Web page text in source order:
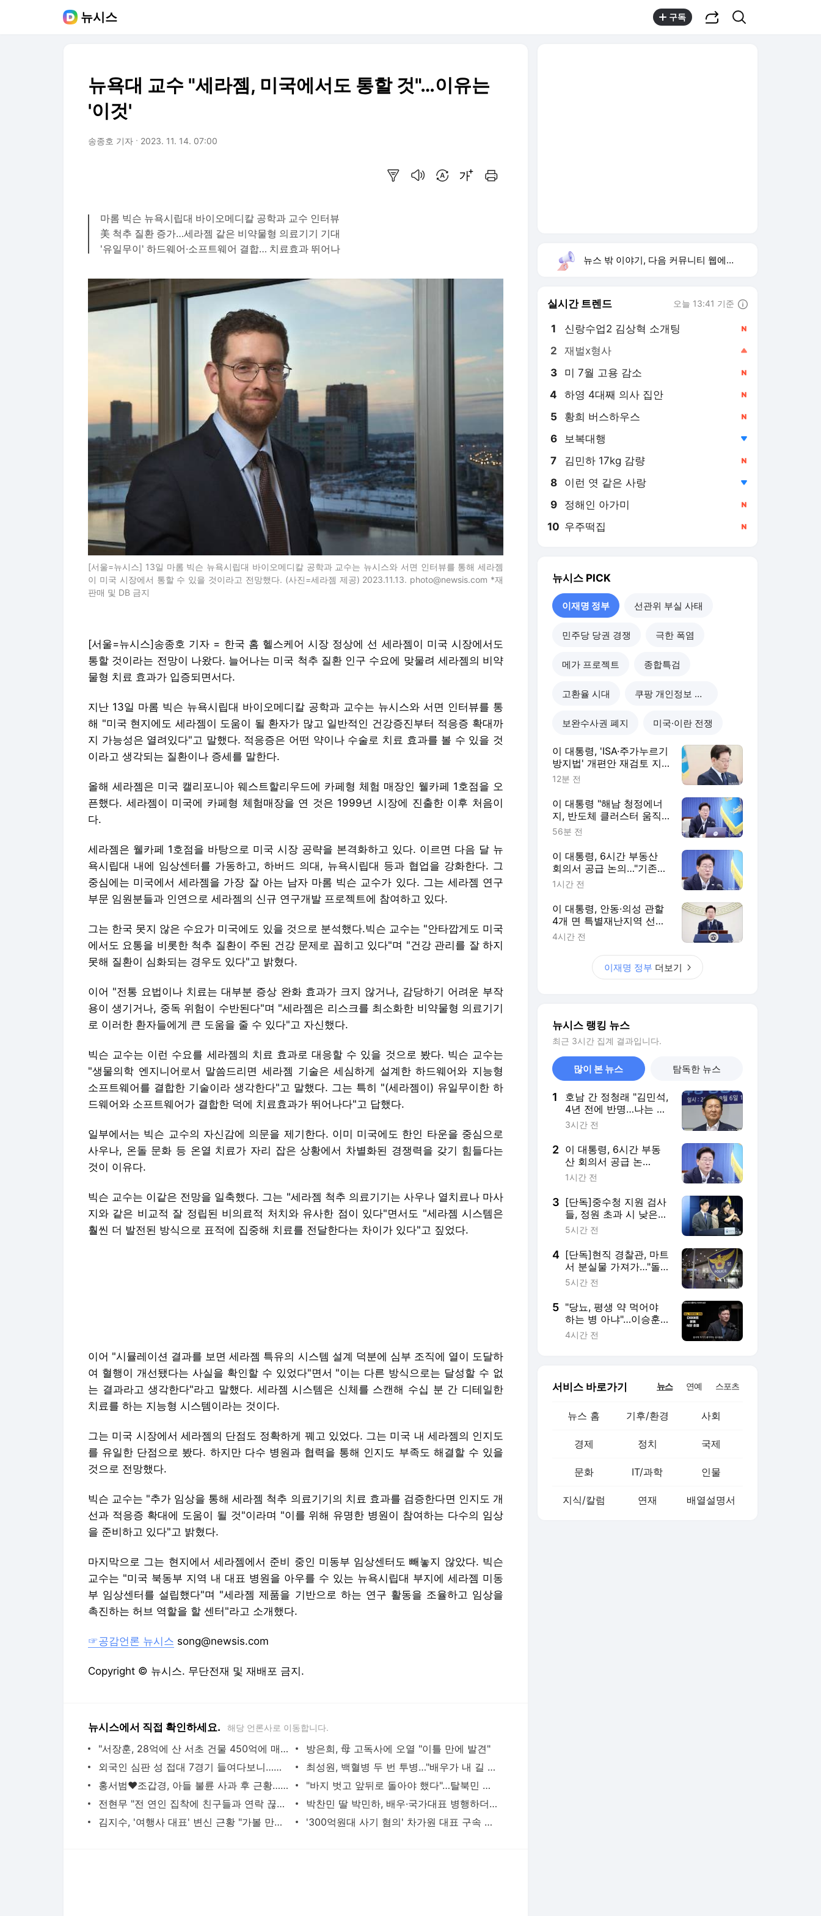
뉴시스 구독
뉴욕대 교수 "세라젬, 미국에서도 통할 것"…이유는
'이것'
송종호 기자 2023. 11. 14. 07:00
마롬 빅슨 뉴욕시립대 바이오메디칼 공학과 교수 인터뷰
美 척추 질환 증가…세라젬 같은 비약물형 의료기기 기대
'유일무이' 하드웨어·소프트웨어 결합… 치료효과 뛰어나
[서울=뉴시스] 13일 마롬 빅슨 뉴욕시립대 바이오메디칼 공학과 교수는 뉴시스와 서면 인터뷰를 통해 세라젬
이 미국 시장에서 통할 수 있을 것이라고 전망했다. (사진=세라젬 제공) 2023.11.13. photo@newsis.com *재
판매 및 DB 금지
[서울=뉴시스]송종호 기자 = 한국 홈 헬스케어 시장 정상에 선 세라젬이 미국 시장에서도
통할 것이라는 전망이 나왔다. 늘어나는 미국 척추 질환 인구 수요에 맞물려 세라젬의 비약
물형 치료 효과가 입증되면서다.
지난 13일 마롬 빅슨 뉴욕시립대 바이오메디칼 공학과 교수는 뉴시스와 서면 인터뷰를 통
해 "미국 현지에도 세라젬이 도움이 될 환자가 많고 일반적인 건강증진부터 적응증 확대까
지 가능성은 열려있다"고 말했다. 적응증은 어떤 약이나 수술로 치료 효과를 볼 수 있을 것
이라고 생각되는 질환이나 증세를 말한다.
올해 세라젬은 미국 캘리포니아 웨스트할리우드에 카페형 체험 매장인 웰카페 1호점을 오
픈했다. 세라젬이 미국에 카페형 체험매장을 연 것은 1999년 시장에 진출한 이후 처음이
다.
세라젬은 웰카페 1호점을 바탕으로 미국 시장 공략을 본격화하고 있다. 이르면 다음 달 뉴
욕시립대 내에 임상센터를 가동하고, 하버드 의대, 뉴욕시립대 등과 협업을 강화한다. 그
중심에는 미국에서 세라젬을 가장 잘 아는 남자 마롬 빅슨 교수가 있다. 그는 세라젬 연구
부문 임원분들과 인연으로 세라젬의 신규 연구개발 프로젝트에 참여하고 있다.
그는 한국 못지 않은 수요가 미국에도 있을 것으로 분석했다.빅슨 교수는 "안타깝게도 미국
에서도 요통을 비롯한 척추 질환이 주된 건강 문제로 꼽히고 있다"며 "건강 관리를 잘 하지
못해 질환이 심화되는 경우도 있다"고 밝혔다.
이어 "전통 요법이나 치료는 대부분 증상 완화 효과가 크지 않거나, 감당하기 어려운 부작
용이 생기거나, 중독 위험이 수반된다"며 "세라젬은 리스크를 최소화한 비약물형 의료기기
로 이러한 환자들에게 큰 도움을 줄 수 있다"고 자신했다.
빅슨 교수는 이런 수요를 세라젬의 치료 효과로 대응할 수 있을 것으로 봤다. 빅슨 교수는
"생물의학 엔지니어로서 말씀드리면 세라젬 기술은 세심하게 설계한 하드웨어와 지능형
소프트웨어를 결합한 기술이라 생각한다"고 말했다. 그는 특히 "(세라젬이) 유일무이한 하
드웨어와 소프트웨어가 결합한 덕에 치료효과가 뛰어나다"고 답했다.
일부에서는 빅슨 교수의 자신감에 의문을 제기한다. 이미 미국에도 한인 타운을 중심으로
사우나, 온돌 문화 등 온열 치료가 자리 잡은 상황에서 차별화된 경쟁력을 갖기 힘들다는
것이 이유다.
빅슨 교수는 이같은 전망을 일축했다. 그는 "세라젬 척추 의료기기는 사우나 열치료나 마사
지와 같은 비교적 잘 정립된 비의료적 처치와 유사한 점이 있다"면서도 "세라젬 시스템은
훨씬 더 발전된 방식으로 표적에 집중해 치료를 전달한다는 차이가 있다"고 짚었다.
이어 "시뮬레이션 결과를 보면 세라젬 특유의 시스템 설계 덕분에 심부 조직에 열이 도달하
여 혈행이 개선됐다는 사실을 확인할 수 있었다"면서 "이는 다른 방식으로는 달성할 수 없
는 결과라고 생각한다"라고 말했다. 세라젬 시스템은 신체를 스캔해 수십 분 간 디테일한
치료를 하는 지능형 시스템이라는 것이다.
그는 미국 시장에서 세라젬의 단점도 정확하게 꿰고 있었다. 그는 미국 내 세라젬의 인지도
를 유일한 단점으로 봤다. 하지만 다수 병원과 협력을 통해 인지도 부족도 해결할 수 있을
것으로 전망했다.
빅슨 교수는 "추가 임상을 통해 세라젬 척추 의료기기의 치료 효과를 검증한다면 인지도 개
선과 적응증 확대에 도움이 될 것"이라며 "이를 위해 유명한 병원이 참여하는 다수의 임상
을 준비하고 있다"고 밝혔다.
마지막으로 그는 현지에서 세라젬에서 준비 중인 미동부 임상센터도 빼놓지 않았다. 빅슨
교수는 "미국 북동부 지역 내 대표 병원을 아우를 수 있는 뉴욕시립대 부지에 세라젬 미동
부 임상센터를 설립했다"며 "세라젬 제품을 기반으로 하는 연구 활동을 조율하고 임상을
촉진하는 허브 역할을 할 센터"라고 소개했다.
☞공감언론 뉴시스 song@newsis.com
Copyright © 뉴시스. 무단전재 및 재배포 금지.
뉴시스에서 직접 확인하세요. 해당 언론사로 이동합니다.
"서장훈, 28억에 산 서초 건물 450억에 매물로"
방은희, 母 고독사에 오열 "이틀 만에 발견"
외국인 심판 성 접대 7경기 들여다보니…한국 축구 '5승 2무'
최성원, 백혈병 두 번 투병…"배우가 내 길 아닌가 싶었다"
홍서범♥조갑경, 아들 불륜 사과 후 근황…밝은 미소
"바지 벗고 앞뒤로 돌아야 했다"…탈북민 김서아, 기쁨조 검사 수치심 회상
전현무 "전 연인 집착에 친구들과 연락 끊어"
박찬민 딸 박민하, 배우·국가대표 병행하더니…여유로운 근황 공개
김지수, '여행사 대표' 변신 근황 "가볼 만하니…"
'300억원대 사기 혐의' 차가원 대표 구속 송치
뉴스 밖 이야기, 다음 커뮤니티 웹에서 보기
실시간 트렌드 오늘 13:41 기준
1 신랑수업2 김상혁 소개팅
2 재벌x형사
3 미 7월 고용 감소
4 하영 4대째 의사 집안
5 황희 버스하우스
6 보복대행
7 김민하 17kg 감량
8 이런 엿 같은 사랑
9 정해인 아가미
10 우주떡집
뉴시스 PICK
이재명 정부 선관위 부실 사태
민주당 당권 경쟁 극한 폭염
메가 프로젝트 종합특검
고환율 시대 쿠팡 개인정보 유출
보완수사권 폐지 미국·이란 전쟁
이 대통령, 'ISA·주가누르기
방지법' 개편안 재검토 지
시
12분 전
이 대통령 "해남 청정에너
지, 반도체 클러스터 움직
이는 힘…지역소멸 극복 전
56분 전
이 대통령, 6시간 부동산
회의서 공급 논의…"기존
사고 방식에 매달리지 말고
1시간 전
이 대통령, 안동·의성 관할
4개 면 특별재난지역 선
포…복구 비용 추가 지원
4시간 전
이재명 정부 더보기
뉴시스 랭킹 뉴스
최근 3시간 집계 결과입니다.
많이 본 뉴스 탐독한 뉴스
1
호남 간 정청래 "김민석,
4년 전에 반명…나는 노
무현 키즈"(종합)
3시간 전
2 이 대통령, 6시간 부동
산 회의서 공급 논
의…"기존 사고 방식에
실천"(종합)
1시간 전
3 [단독]중수청 지원 검사
들, 정원 초과 시 낮은
계급 임용…희망지 못
5시간 전
4 [단독]현직 경찰관, 마트
서 분실물 가져가…"돌
려주려했다"
5시간 전
5 "당뇨, 평생 약 먹어야
하는 병 아냐"…이승훈
교수가 말한 '관해'의 조
4시간 전
서비스 바로가기 뉴스 연예 스포츠
뉴스 홈 기후/환경 사회
경제 정치 국제
문화 IT/과학 인물
지식/칼럼 연재 배열설명서